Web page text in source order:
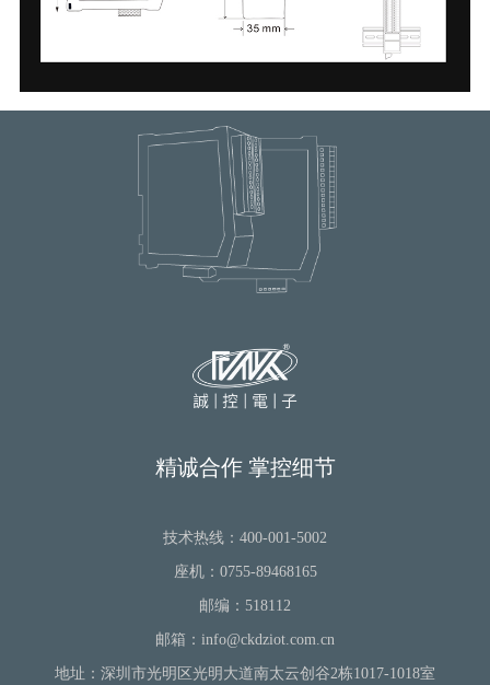
精诚合作 掌控细节
技术热线：400-001-5002
座机：0755-89468165
邮编：518112
邮箱：info@ckdziot.com.cn
地址：深圳市光明区光明大道南太云创谷2栋1017-1018室